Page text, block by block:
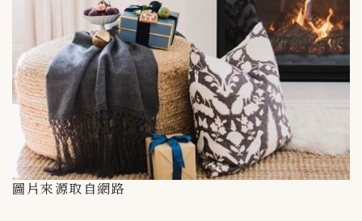
圖片來源取自網路